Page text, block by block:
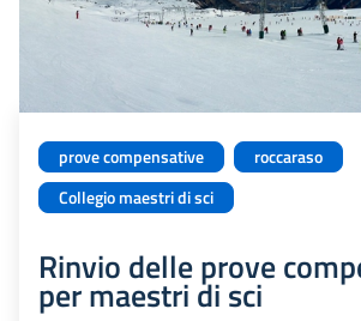
prove compensative
roccaraso
Collegio maestri di sci
Rinvio delle prove
per maestri di sci